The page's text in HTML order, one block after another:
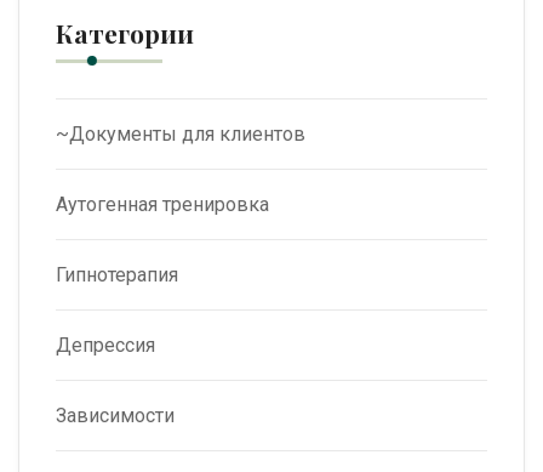
Категории
~Документы для клиентов
Аутогенная тренировка
Гипнотерапия
Депрессия
Зависимости